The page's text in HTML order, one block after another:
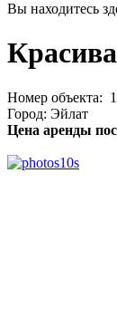
Вы находитесь
Номер объекта:
Город: Эйлат
Цена аренды